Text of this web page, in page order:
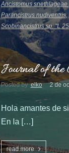
Ancistomus snethlageae
Parancistrus nudiventris,
Scobinancistrus sp. "L
Journal of the
Posted by elko 2 de
Hola amantes de
En la […]
read more